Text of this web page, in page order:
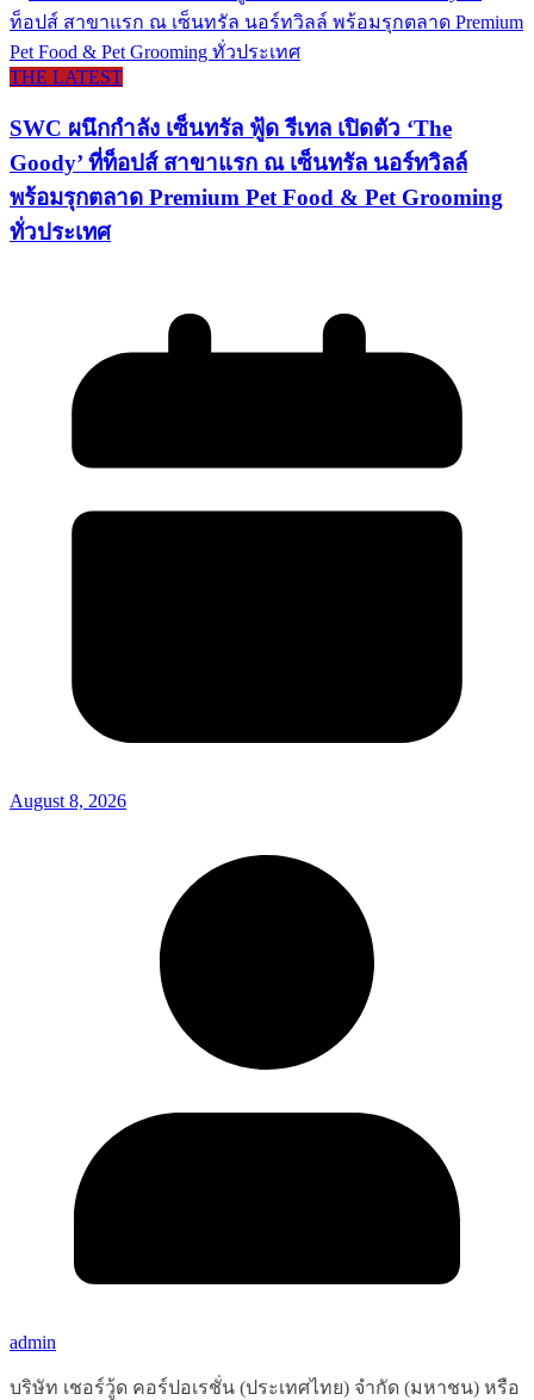
THE LATEST
SWC ผนึกกำลัง เซ็นทรัล ฟู้ด รีเทล เปิดตัว ‘The
Goody’ ที่ท็อปส์ สาขาแรก ณ เซ็นทรัล นอร์ทวิลล์
พร้อมรุกตลาด Premium Pet Food & Pet Grooming
ทั่วประเทศ
August 8, 2026
admin
บริษัท เชอร์วู้ด คอร์ปอเรชั่น (ประเทศไทย) จำกัด (มหาชน) หรือ